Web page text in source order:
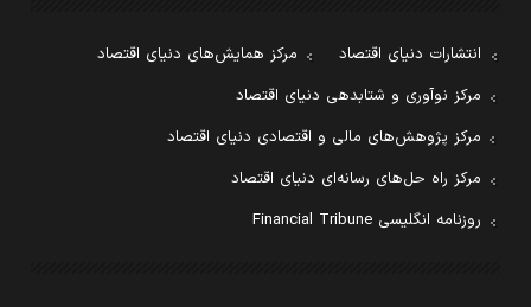
انتشارات دنیای اقتصاد
مرکز همایش‌های دنیای اقتصاد
مرکز نوآوری و شتابدهی دنیای اقتصاد
مرکز پژوهش‌های مالی و اقتصادی دنیای اقتصاد
مرکز راه حل‌های رسانه‌ای دنیای اقتصاد
روزنامه انگلیسی Financial Tribune